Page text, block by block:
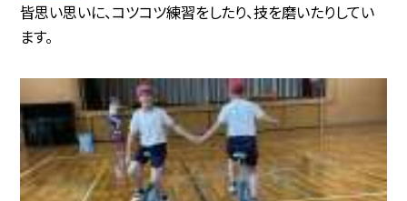
皆思い思いに、コツコツ練習をしたり、技を磨いたりしてい
ます。